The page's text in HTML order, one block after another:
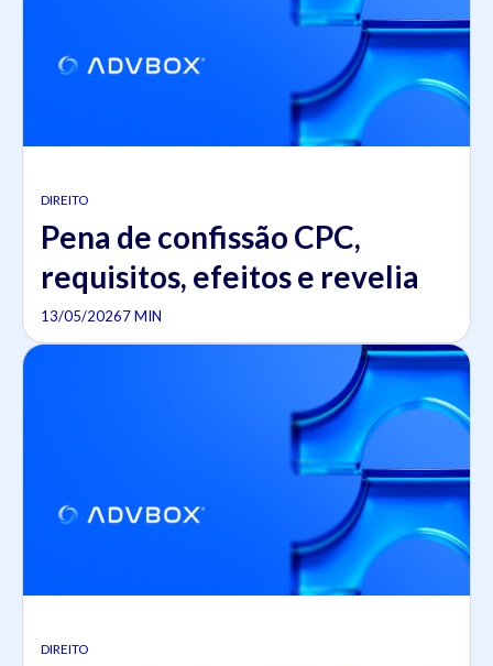
DIREITO
Pena de confissão CPC,
requisitos, efeitos e revelia
13/05/20267 MIN
DIREITO